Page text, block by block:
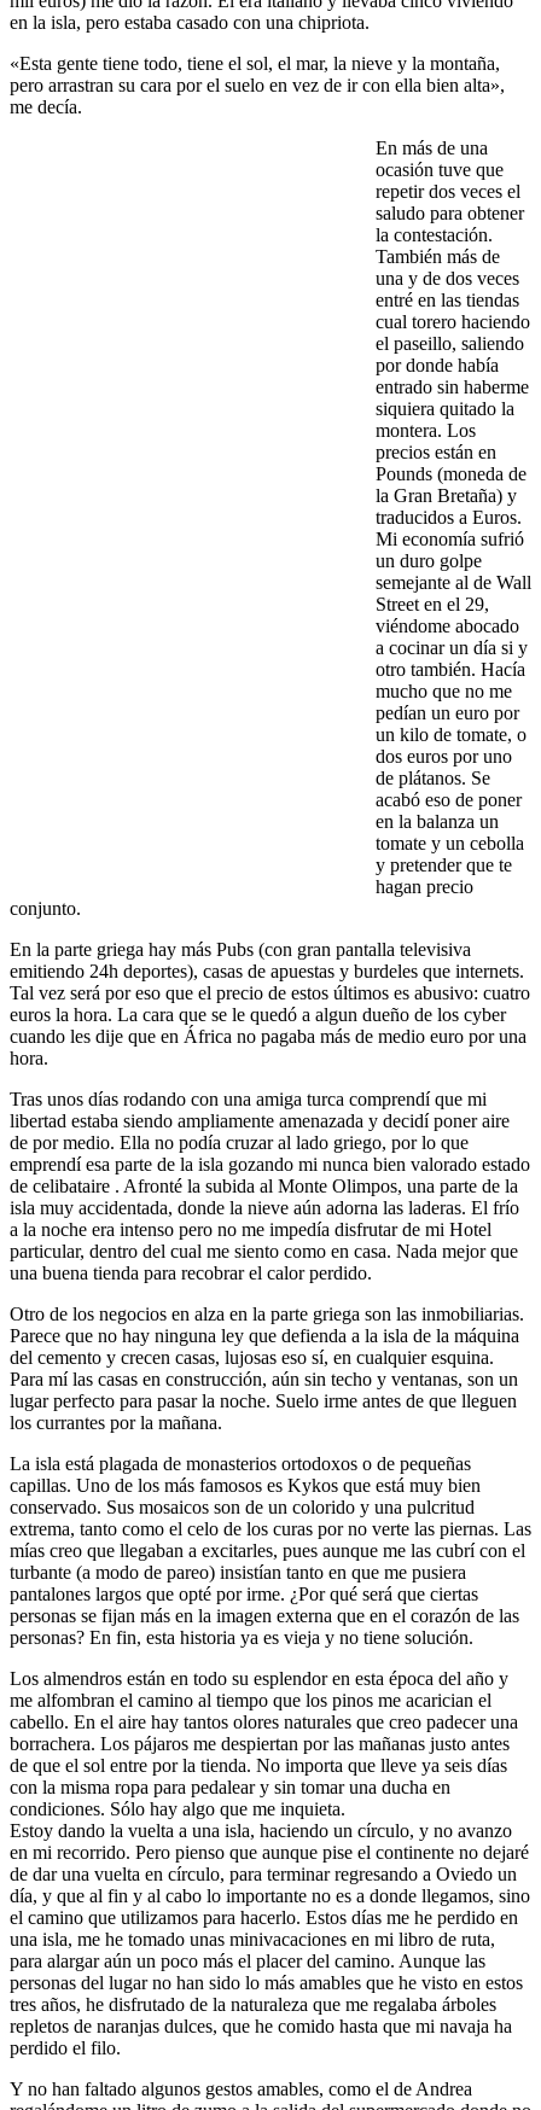
en la isla, pero estaba casado con una chipriota.
«Esta gente tiene todo, tiene el sol, el mar, la nieve y la montaña,
pero arrastran su cara por el suelo en vez de ir con ella bien alta»,
me decía.
En más de una
ocasión tuve que
repetir dos veces el
saludo para obtener
la contestación.
También más de
una y de dos veces
entré en las tiendas
cual torero haciendo
el paseillo, saliendo
por donde había
entrado sin haberme
siquiera quitado la
montera. Los
precios están en
Pounds (moneda de
la Gran Bretaña) y
traducidos a Euros.
Mi economía sufrió
un duro golpe
semejante al de Wall
Street en el 29,
viéndome abocado
a cocinar un día si y
otro también. Hacía
mucho que no me
pedían un euro por
un kilo de tomate, o
dos euros por uno
de plátanos. Se
acabó eso de poner
en la balanza un
tomate y un cebolla
y pretender que te
hagan precio
conjunto.
En la parte griega hay más Pubs (con gran pantalla televisiva
emitiendo 24h deportes), casas de apuestas y burdeles que internets.
Tal vez será por eso que el precio de estos últimos es abusivo: cuatro
euros la hora. La cara que se le quedó a algun dueño de los cyber
cuando les dije que en África no pagaba más de medio euro por una
hora.
Tras unos días rodando con una amiga turca comprendí que mi
libertad estaba siendo ampliamente amenazada y decidí poner aire
de por medio. Ella no podía cruzar al lado griego, por lo que
emprendí esa parte de la isla gozando mi nunca bien valorado estado
de celibataire . Afronté la subida al Monte Olimpos, una parte de la
isla muy accidentada, donde la nieve aún adorna las laderas. El frío
a la noche era intenso pero no me impedía disfrutar de mi Hotel
particular, dentro del cual me siento como en casa. Nada mejor que
una buena tienda para recobrar el calor perdido.
Otro de los negocios en alza en la parte griega son las inmobiliarias.
Parece que no hay ninguna ley que defienda a la isla de la máquina
del cemento y crecen casas, lujosas eso sí, en cualquier esquina.
Para mí las casas en construcción, aún sin techo y ventanas, son un
lugar perfecto para pasar la noche. Suelo irme antes de que lleguen
los currantes por la mañana.
La isla está plagada de monasterios ortodoxos o de pequeñas
capillas. Uno de los más famosos es Kykos que está muy bien
conservado. Sus mosaicos son de un colorido y una pulcritud
extrema, tanto como el celo de los curas por no verte las piernas. Las
mías creo que llegaban a excitarles, pues aunque me las cubrí con el
turbante (a modo de pareo) insistían tanto en que me pusiera
pantalones largos que opté por irme. ¿Por qué será que ciertas
personas se fijan más en la imagen externa que en el corazón de las
personas? En fin, esta historia ya es vieja y no tiene solución.
Los almendros están en todo su esplendor en esta época del año y
me alfombran el camino al tiempo que los pinos me acarician el
cabello. En el aire hay tantos olores naturales que creo padecer una
borrachera. Los pájaros me despiertan por las mañanas justo antes
de que el sol entre por la tienda. No importa que lleve ya seis días
con la misma ropa para pedalear y sin tomar una ducha en
condiciones. Sólo hay algo que me inquieta.
Estoy dando la vuelta a una isla, haciendo un círculo, y no avanzo
en mi recorrido. Pero pienso que aunque pise el continente no dejaré
de dar una vuelta en círculo, para terminar regresando a Oviedo un
día, y que al fin y al cabo lo importante no es a donde llegamos, sino
el camino que utilizamos para hacerlo. Estos días me he perdido en
una isla, me he tomado unas minivacaciones en mi libro de ruta,
para alargar aún un poco más el placer del camino. Aunque las
personas del lugar no han sido lo más amables que he visto en estos
tres años, he disfrutado de la naturaleza que me regalaba árboles
repletos de naranjas dulces, que he comido hasta que mi navaja ha
perdido el filo.
Y no han faltado algunos gestos amables, como el de Andrea